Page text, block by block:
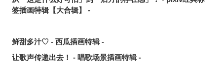
签插画特辑【大合辑】 -
鲜甜多汁♡ - 西瓜插画特辑 -
让歌声传递出去！ - 唱歌场景插画特辑 -